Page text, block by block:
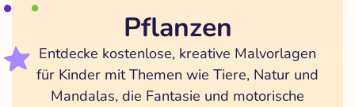
Pflanzen
Entdecke kostenlose, kreative Malvorlagen
für Kinder mit Themen wie Tiere, Natur und
Mandalas, die Fantasie und motorische